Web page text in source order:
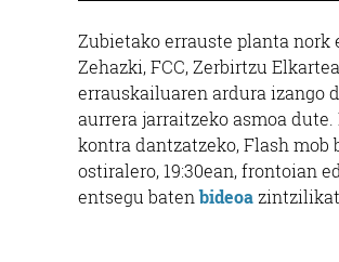
Zubietako errauste planta nork
Zehazki, FCC, Zerbirtzu
errauskailuaren ardura izango
aurrera jarraitzeko asmoa
kontra dantzatzeko, Flash mob
ostiralero, 19:30ean, frontoian
entsegu batenbideoa